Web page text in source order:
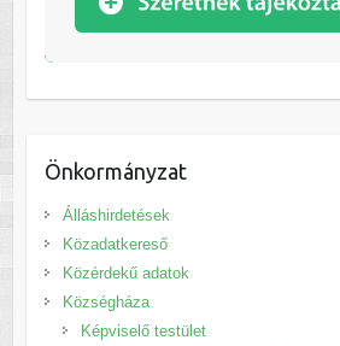
Önkormányzat
Álláshirdetések
Közadatkereső
Közérdekű adatok
Községháza
Képviselő testület